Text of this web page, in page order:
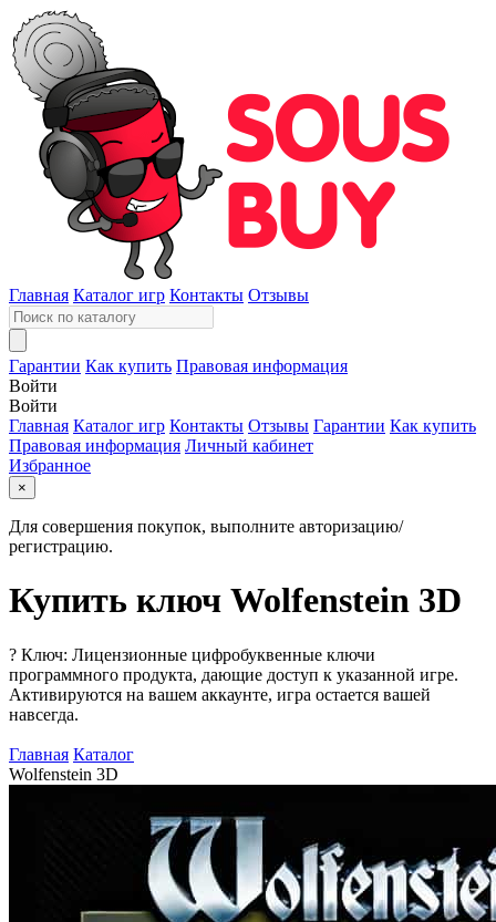
Главная Каталог игр Контакты Отзывы
Гарантии Как купить Правовая информация
Войти
Войти
Главная Каталог игр Контакты Отзывы Гарантии Как купить
Правовая информация Личный кабинет
Избранное
×
Для совершения покупок, выполните авторизацию/
регистрацию.
Купить ключ Wolfenstein 3D
? Ключ: Лицензионные цифробуквенные ключи
программного продукта, дающие доступ к указанной игре.
Активируются на вашем аккаунте, игра остается вашей
навсегда.
Главная Каталог
Wolfenstein 3D